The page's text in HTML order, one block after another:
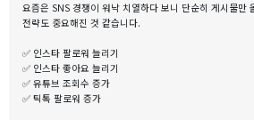
요즘은 SNS 경쟁이 워낙 치열하다 보니 단순히 게시물만
전략도 중요해진 것 같습니다.
✅ 인스타 팔로워 늘리기
✅ 인스타 좋아요 늘리기
✅ 유튜브 조회수 증가
✅ 틱톡 팔로워 증가